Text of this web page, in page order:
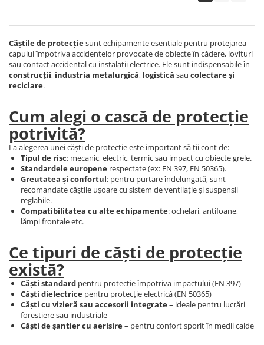
Antifoane externe
Antifoane externe clasice
Antifoane externe cu prindere pe
Antifoane interne
Antifoane interne de unică
folosință
Antifoane interne reutilizabile
Antifoane interne cu fir
PROTECȚIE RESPIRATORIE
Protecție respiratorie de unică
folosință
Semi-măști reutilizabile
Filtre
Accesorii protectie respiratorie
LUCRU LA ÎNĂLȚIME
Centuri și hamuri
Căștile de protecțiesunt echipamente esențiale pentru protejarea
capului împotriva accidentelor provocate de obiecte în cădere, lovituri
sau contact accidental cu instalații electrice. Ele sunt indispensabile în
construcții, industria metalurgică, logistică sau colectare și
reciclare.
Cum alegi o cască de protecție
potrivită?
La alegerea unei căști de protecție este important să ții cont de:
Tipul de risc: mecanic, electric, termic sau impact cu obiecte grele.
Standardele europene respectate (ex: EN 397, EN 50365).
Greutatea și confortul: pentru purtare îndelungată, sunt
recomandate căștile ușoare cu sistem de ventilație și suspensii
reglabile.
Compatibilitatea cu alte echipamente: ochelari, antifoane,
lămpi frontale etc.
Ce tipuri de căști de protecție
există?
Căști standard pentru protecție împotriva impactului (EN 397)
Căști dielectrice pentru protecție electrică (EN 50365)
Căști cu vizieră sau accesorii integrate– ideale pentru lucrări
forestiere sau industriale
Căști de șantier cu aerisire– pentru confort sporit în medii calde